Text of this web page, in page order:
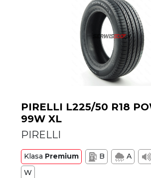
PIRELLI L225/50 R18
99W XL
PIRELLI
Klasa Premium B A
W